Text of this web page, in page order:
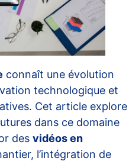
connaît une évolution
technologique et
Cet article explore
dans ce domaine
des vidéos en
l’intégration de